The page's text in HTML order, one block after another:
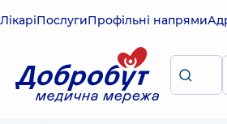
ЛікаріПослугиПрофільні напрями